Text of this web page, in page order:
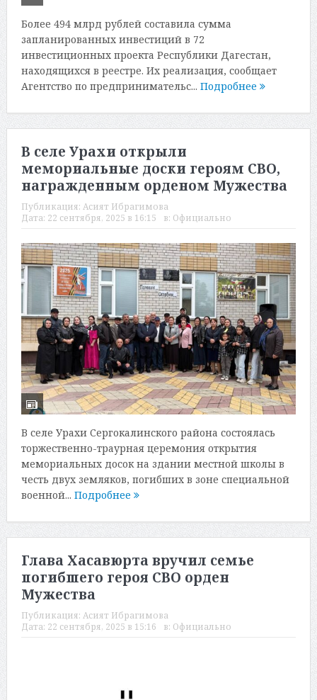
Более 494 млрд рублей составила сумма
запланированных инвестиций в 72
инвестиционных проекта Республики Дагестан,
находящихся в реестре. Их реализация, сообщает
Агентство по предпринимательс... Подробнее
В селе Урахи открыли
мемориальные доски героям СВО,
награжденным орденом Мужества
Публикация: Асият Ибрагимова
Дата: 22 сентября, 2025 в 16:15 в: Официально
В селе Урахи Сергокалинского района состоялась
торжественно-траурная церемония открытия
мемориальных досок на здании местной школы в
честь двух земляков, погибших в зоне специальной
военной... Подробнее
Глава Хасавюрта вручил семье
погибшего героя СВО орден
Мужества
Публикация: Асият Ибрагимова
Дата: 22 сентября, 2025 в 15:16 в: Официально